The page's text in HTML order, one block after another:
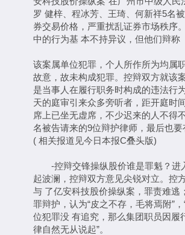
罗 健梓、程冰芳、王琦、何新祥5名
券交易价格，严重扰乱证券市场秩序
中的行为基 本不持异议，但他们辩称
该案属单位犯罪，个人所作所为均属
故意，故未构成犯罪。控辩双方就该
是当事人在履行职务时构成的违法行
天的庭审引来众多旁听者，距开庭时
席上已坐无虚席，不少迟来的人不得
名被告请来的9位辩护律师，最后也要
( 相关报道见今日本报C叠头版)
-控辩交锋操纵股价谁是罪魁？进
起波澜，控辩双方意见尖锐对立。控
与 了亿安科技股价操纵案，罪责难逃
罪辩护，认为“皮之不存，毛将焉附”
位犯罪没 有追究，那么集团职员因履
律自然无从说起”。